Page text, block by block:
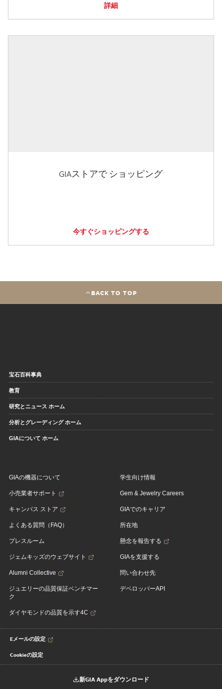
詳細
GIAストアで ショッピング
今すぐショッピングする
BACK TO TOP
宝石百科事典
教育
研究とニュース ホーム
分析とグレーディング ホーム
GIAについて ホーム
GIAの機器について
小売業者サポート
キャンパス ストア
よくある質問（FAQ）
プレスルーム
ジェムキッズのウェブサイト
Alumni Collective
ジュエリーの品質保証ベンチマー
ク
ダイヤモンドの品質を示す4C
学生向け情報
Gem & Jewelry Careers
GIAでのキャリア
所在地
懸念を報告する
GIAを支援する
問い合わせ先
デベロッパーAPI
Eメールの設定
Cookieの設定
新GIA Appをダウンロード